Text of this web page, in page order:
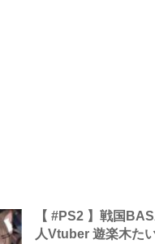
【 #PS2 】戦国
人Vtuber 遊楽木た